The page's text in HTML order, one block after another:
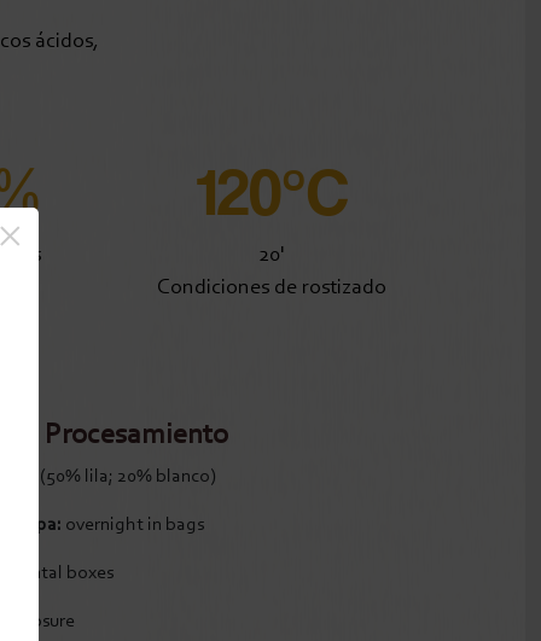
ácidos,
120°C
20'
Condiciones de rostizado
Procesamiento
11 (50% lila; 20% blanco)
pulpa: overnight in bags
boxes